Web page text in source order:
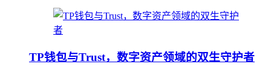
TP钱包与Trust，数字资产领域的双生守护者